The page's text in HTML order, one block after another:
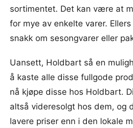
sortimentet. Det kan være at
for mye av enkelte varer.
snakk om sesongvarer eller
Uansett, Holdbart så en
å kaste alle disse fullgode
nå kjøpe disse hos Holdbart.
altså videresolgt hos dem, og
lavere priser enn i den lokale